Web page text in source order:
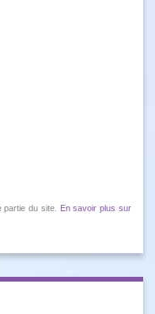
partie du site.
En savoir plus sur